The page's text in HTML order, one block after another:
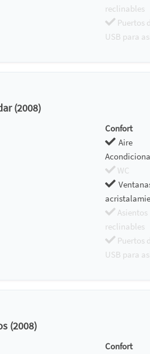
reclinables
Puertos
USB para
(2008)
Confort
Aire
WC
Asientos
reclinables
Puertos
USB para
(2008)
Confort